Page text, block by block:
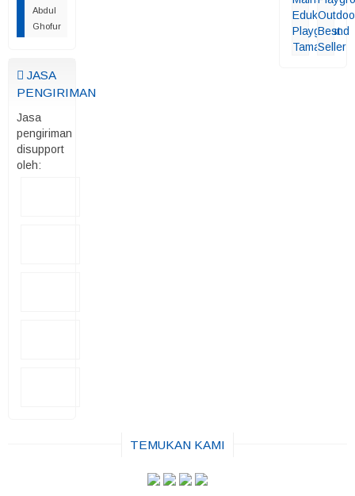
Abdul
Ghofur
JASA
PENGIRIMAN
Jasa
pengiriman
disupport
oleh:
TEMUKAN KAMI